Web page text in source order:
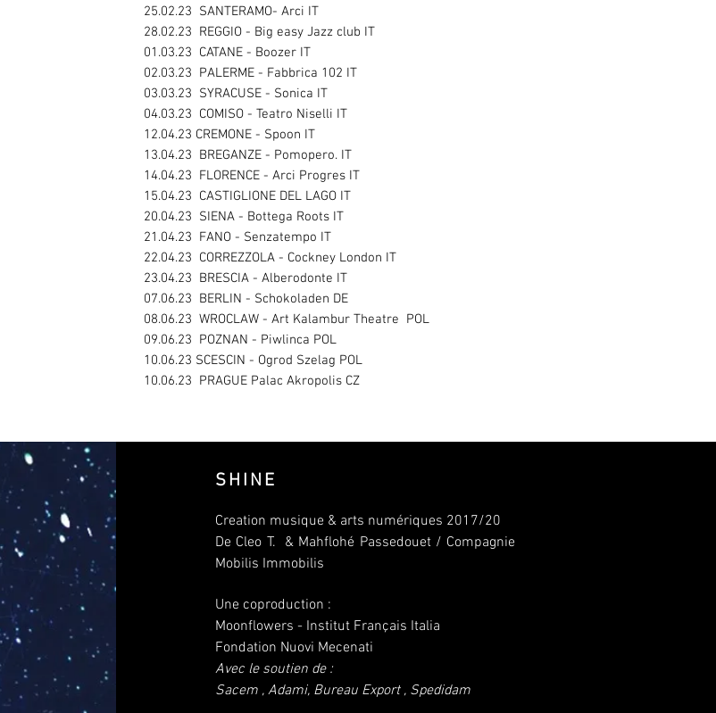
25.02.23 SANTERAMO- Arci IT
28.02.23 REGGIO - Big easy Jazz club IT
01.03.23 CATANE - Boozer IT
02.03.23 PALERME - Fabbrica 102 IT
03.03.23 SYRACUSE - Sonica IT
04.03.23 COMISO - Teatro Niselli IT
12.04.23 CREMONE - Spoon IT
13.04.23 BREGANZE - Pomopero. IT
14.04.23 FLORENCE - Arci Progres IT
15.04.23 CASTIGLIONE DEL LAGO IT
20.04.23 SIENA - Bottega Roots IT
21.04.23 FANO - Senzatempo IT
22.04.23 CORREZZOLA - Cockney London IT
23.04.23 BRESCIA - Alberodonte IT
07.06.23 BERLIN - Schokoladen DE
08.06.23 WROCLAW - Art Kalambur Theatre POL
09.06.23 POZNAN - Piwlinca POL
10.06.23 SCESCIN - Ogrod Szelag POL
10.06.23 PRAGUE Palac Akropolis CZ
SHINE
Creation musique & arts numériques 2017/20
De Cleo T. & Mahflohé Passedouet / Compagnie
Mobilis Immobilis
Une coproduction :
Moonflowers - Institut Français Italia
Fondation Nuovi Mecenati
Avec le soutien de :
Sacem , Adami, Bureau Export , Spedidam